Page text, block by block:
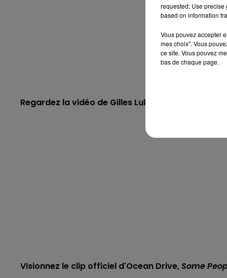
Regardez la vidéo de Gilles Luka, Plus Près (We
Visionnez le clip officiel d'Ocean Drive,Some
requested; Use precise
based on information
Vous pouvez accepter
mes choix". Vous
ce site. Vous pouvez
bas de chaque page.